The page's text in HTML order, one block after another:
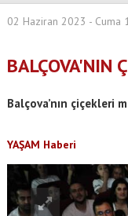
02 Haziran 2023 - Cuma
BALÇOVA'NIN
Balçova’nın çiçekleri
YAŞAM Haberi